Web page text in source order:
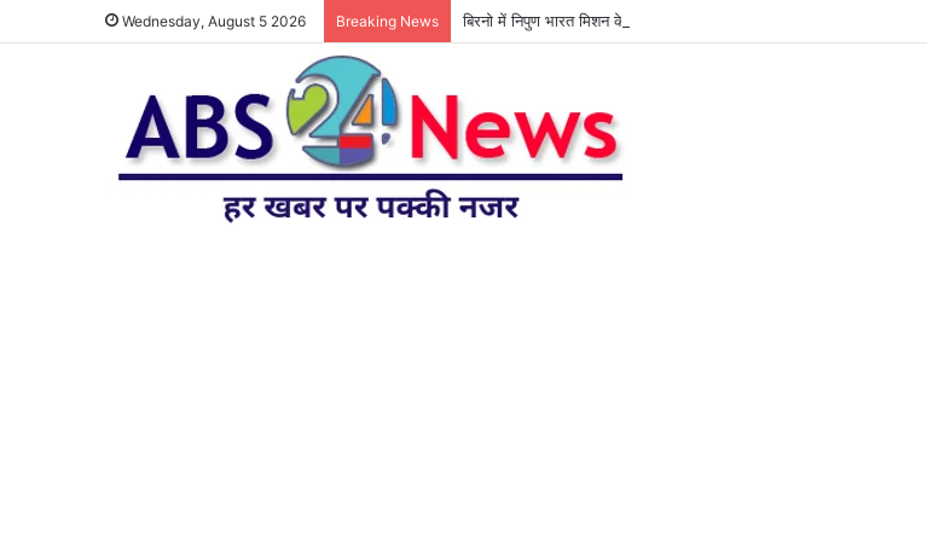
Wednesday, August 5 2026 Breaking News बिरनो में निपुण भारत मिशन के अंतर्गत कक्षा 1 एवं 2 के शिक्षकों की कार्यशाला आयोजित